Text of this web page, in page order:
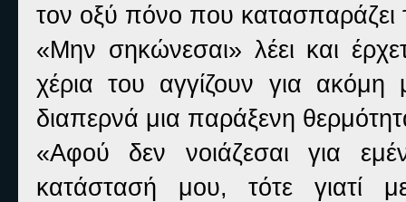
τον οξύ πόνο που κατασπαράζει
«Μην σηκώνεσαι» λέει και
χέρια του αγγίζουν για
διαπερνά μια παράξενη
«Αφού δεν νοιάζεσαι για
κατάστασή μου, τότε γιατί